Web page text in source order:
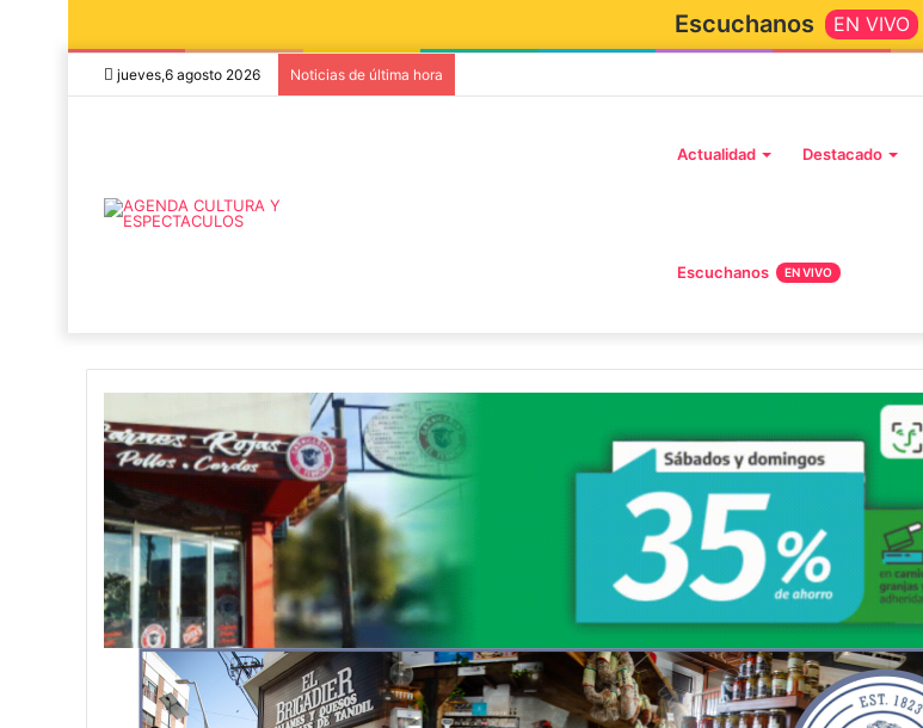
Escuchanos EN VIVO
jueves,6 agosto 2026 Noticias de última hora
Actualidad Destacado
Escuchanos EN VIVO